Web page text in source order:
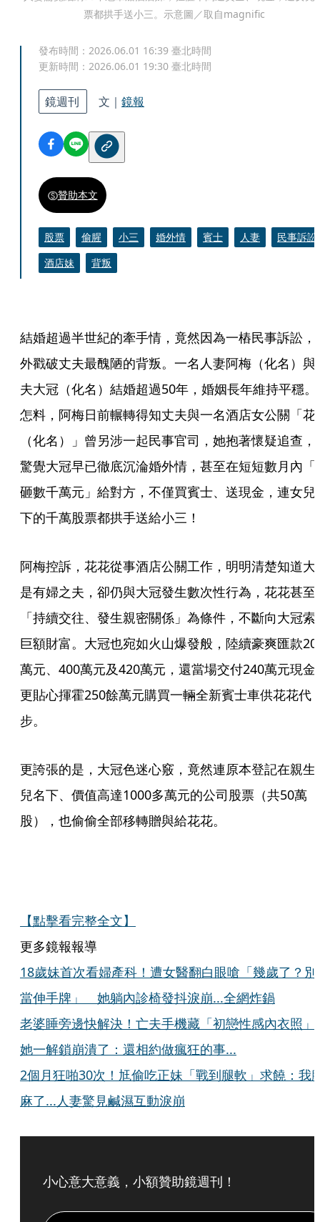
票都拱手送小三。示意圖／取自magnific
發布時間： 2026.06.01 16:39 臺北時間
更新時間： 2026.06.01 19:30 臺北時間
鏡週刊 文｜ 鏡報
贊助本文
股票 偷腥 小三 婚外情 賓士 人妻
民事訴訟
酒店妹
背叛
結婚超過半世紀的牽手情，竟然因為一樁民事訴訟，
外戳破丈夫最醜陋的背叛。一名人妻阿梅（化名）與
夫大冠（化名）結婚超過50年，婚姻長年維持平穩。
怎料，阿梅日前輾轉得知丈夫與一名酒店女公關「花
（化名）」曾另涉一起民事官司，她抱著懷疑追查，
驚覺大冠早已徹底沉淪婚外情，甚至在短短數月內「
砸數千萬元」給對方，不僅買賓士、送現金，連女兒
下的千萬股票都拱手送給小三！
阿梅控訴，花花從事酒店公關工作，明明清楚知道大
是有婦之夫，卻仍與大冠發生數次性行為，花花甚至
「持續交往、發生親密關係」為條件，不斷向大冠索
巨額財富。大冠也宛如火山爆發般，陸續豪爽匯款
萬元、400萬元及420萬元，還當場交付240萬元現金
更貼心揮霍250餘萬元購買一輛全新賓士車供花花代
步。
更誇張的是，大冠色迷心竅，竟然連原本登記在親生
兒名下、價值高達1000多萬元的公司股票（共50萬
股），也偷偷全部移轉贈與給花花。
【點擊看完整全文】
更多鏡報報導
18歲妹首次看婦產科！遭女醫翻白眼嗆「幾歲了？別
當伸手牌」 她躺內診椅發抖淚崩...全網炸鍋
老婆睡旁邊快解決！亡夫手機藏「初戀性感內衣照
她一解鎖崩潰了：還相約做瘋狂的事...
2個月狂啪30次！尪偷吃正妹「戰到腿軟」求饒：我
麻了...人妻驚見鹹濕互動淚崩
小心意大意義，小額贊助鏡週刊！